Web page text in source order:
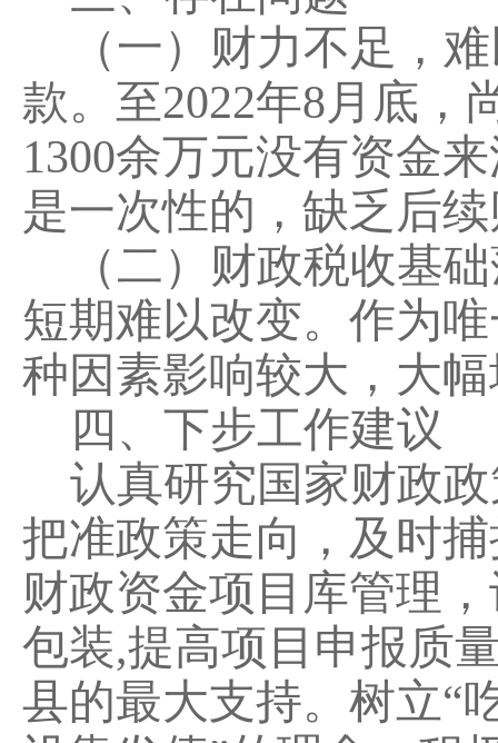
（一）财力不足，
款。 至2022年8月 底 ，
1300余万元没有资金
是一次性的，缺乏后
（二）财政税收基
短期难以改变。 作为
种因素影响较大，大
四、下步工作建议
认真研究国家财政
把准政策走向，及时
财政资金项目库管理
包装,提高项目申报质
县的最大支持。树立“